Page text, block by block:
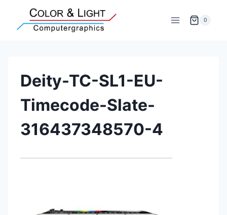
springen
0
Deity-TC-SL1-EU-
Timecode-Slate-
316437348570-4